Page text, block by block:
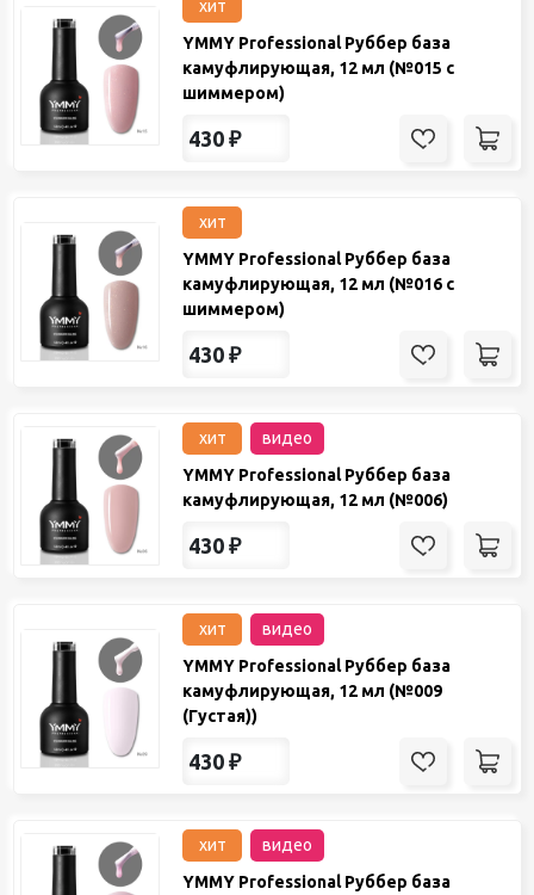
хит
YMMY Professional Руббер база
камуфлирующая, 12 мл (№015 с
шиммером)
430 ₽
хит
YMMY Professional Руббер база
камуфлирующая, 12 мл (№016 с
шиммером)
430 ₽
хит
видео
YMMY Professional Руббер база
камуфлирующая, 12 мл (№006)
430 ₽
хит
видео
YMMY Professional Руббер база
камуфлирующая, 12 мл (№009
(Густая))
430 ₽
хит
видео
YMMY Professional Руббер база